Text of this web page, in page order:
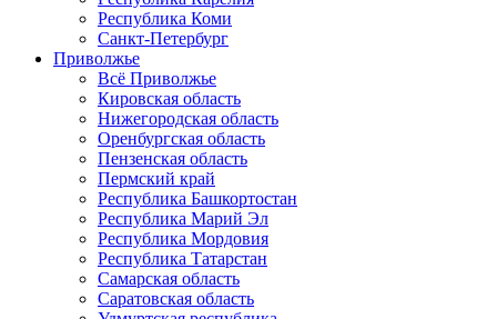
Республика Коми
Санкт-Петербург
Приволжье
Всё Приволжье
Кировская область
Нижегородская область
Оренбургская область
Пензенская область
Пермский край
Республика Башкортостан
Республика Марий Эл
Республика Мордовия
Республика Татарстан
Самарская область
Саратовская область